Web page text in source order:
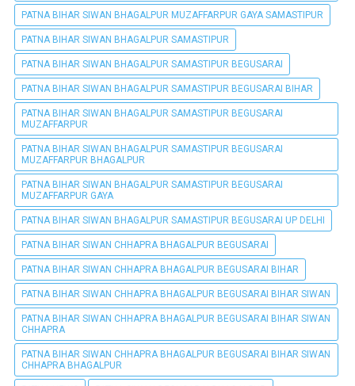
PATNA BIHAR SIWAN BHAGALPUR MUZAFFARPUR GAYA SAMASTIPUR
PATNA BIHAR SIWAN BHAGALPUR SAMASTIPUR
PATNA BIHAR SIWAN BHAGALPUR SAMASTIPUR BEGUSARAI
PATNA BIHAR SIWAN BHAGALPUR SAMASTIPUR BEGUSARAI BIHAR
PATNA BIHAR SIWAN BHAGALPUR SAMASTIPUR BEGUSARAI
MUZAFFARPUR
PATNA BIHAR SIWAN BHAGALPUR SAMASTIPUR BEGUSARAI
MUZAFFARPUR BHAGALPUR
PATNA BIHAR SIWAN BHAGALPUR SAMASTIPUR BEGUSARAI
MUZAFFARPUR GAYA
PATNA BIHAR SIWAN BHAGALPUR SAMASTIPUR BEGUSARAI UP DELHI
PATNA BIHAR SIWAN CHHAPRA BHAGALPUR BEGUSARAI
PATNA BIHAR SIWAN CHHAPRA BHAGALPUR BEGUSARAI BIHAR
PATNA BIHAR SIWAN CHHAPRA BHAGALPUR BEGUSARAI BIHAR SIWAN
PATNA BIHAR SIWAN CHHAPRA BHAGALPUR BEGUSARAI BIHAR SIWAN
CHHAPRA
PATNA BIHAR SIWAN CHHAPRA BHAGALPUR BEGUSARAI BIHAR SIWAN
CHHAPRA BHAGALPUR